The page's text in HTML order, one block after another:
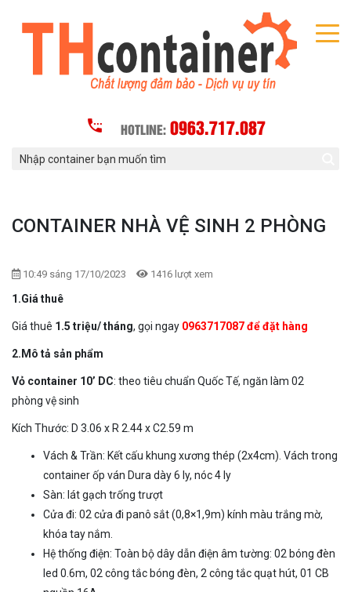
HOTLINE:0963.717.087
CONTAINER NHÀ VỆ SINH 2 PHÒNG
10:49 sáng 17/10/2023 1416 lượt xem
1.Giá thuê
Giá thuê 1.5 triệu/ tháng, gọi ngay 0963717087 để đặt hàng
2.Mô tả sản phẩm
Vỏ container 10’ DC: theo tiêu chuẩn Quốc Tế, ngăn làm 02
phòng vệ sinh
Kích Thước: D 3.06 x R 2.44 x C2.59 m
Vách & Trần: Kết cấu khung xương thép (2x4cm). Vách trong
container ốp ván Dura dày 6 ly, nóc 4 ly
Sàn: lát gạch trống trượt
Cửa đi: 02 cửa đi panô sắt (0,8×1,9m) kính màu trắng mờ,
khóa tay nắm.
Hệ thống điện: Toàn bộ dây dẫn điện âm tường: 02 bóng đèn
led 0.6m, 02 công tắc bóng đèn, 2 công tắc quạt hút, 01 CB